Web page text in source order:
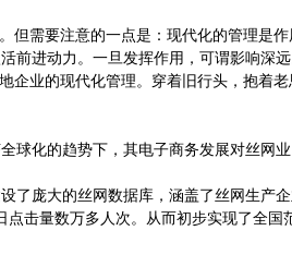
但需要注意的一点是：现代化的管理是
前进动力。一旦发挥作用，可谓影响深远
企业的现代化管理。穿着旧行头，抱着
球化的趋势下，其电子商务发展对丝网
了庞大的丝网数据库，涵盖了丝网生产企
击量数万多人次。从而初步实现了全国